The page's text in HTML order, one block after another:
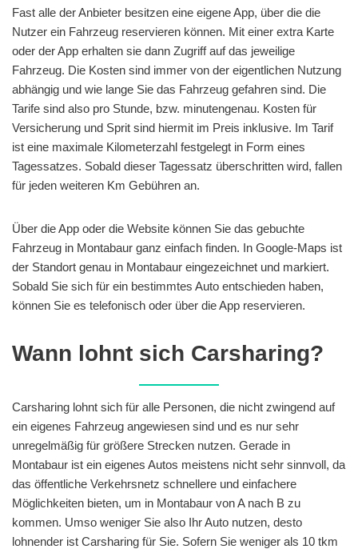
Fast alle der Anbieter besitzen eine eigene App, über die die
Nutzer ein Fahrzeug reservieren können. Mit einer extra Karte
oder der App erhalten sie dann Zugriff auf das jeweilige
Fahrzeug. Die Kosten sind immer von der eigentlichen Nutzung
abhängig und wie lange Sie das Fahrzeug gefahren sind. Die
Tarife sind also pro Stunde, bzw. minutengenau. Kosten für
Versicherung und Sprit sind hiermit im Preis inklusive. Im Tarif
ist eine maximale Kilometerzahl festgelegt in Form eines
Tagessatzes. Sobald dieser Tagessatz überschritten wird, fallen
für jeden weiteren Km Gebühren an.
Über die App oder die Website können Sie das gebuchte
Fahrzeug in Montabaur ganz einfach finden. In Google-Maps ist
der Standort genau in Montabaur eingezeichnet und markiert.
Sobald Sie sich für ein bestimmtes Auto entschieden haben,
können Sie es telefonisch oder über die App reservieren.
Wann lohnt sich Carsharing?
Carsharing lohnt sich für alle Personen, die nicht zwingend auf
ein eigenes Fahrzeug angewiesen sind und es nur sehr
unregelmäßig für größere Strecken nutzen. Gerade in
Montabaur ist ein eigenes Autos meistens nicht sehr sinnvoll, da
das öffentliche Verkehrsnetz schnellere und einfachere
Möglichkeiten bieten, um in Montabaur von A nach B zu
kommen. Umso weniger Sie also Ihr Auto nutzen, desto
lohnender ist Carsharing für Sie. Sofern Sie weniger als 10 tkm